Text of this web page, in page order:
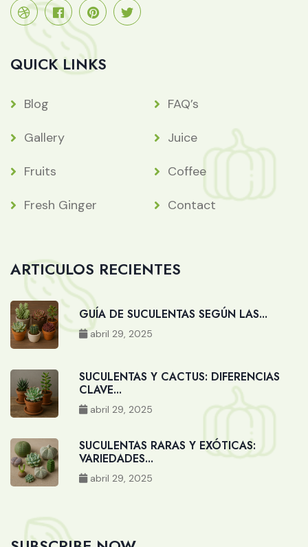
QUICK LINKS
Blog FAQ’s
Gallery Juice
Fruits Coffee
Fresh Ginger Contact
ARTICULOS RECIENTES
GUÍA DE SUCULENTAS SEGÚN LAS...
abril 29, 2025
SUCULENTAS Y CACTUS: DIFERENCIAS
CLAVE...
abril 29, 2025
SUCULENTAS RARAS Y EXÓTICAS:
VARIEDADES...
abril 29, 2025